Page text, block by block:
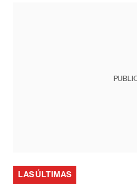
LAS ÚLTIMAS